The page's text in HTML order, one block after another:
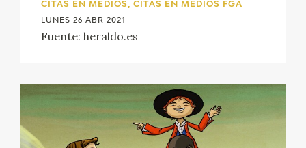
ACTIVIDADES
SALA DE PRENSA
BLOG CUADERNO ITALIANO
CITAS EN MEDIOS, CITAS EN MEDIOS FGA
LUNES 26 ABR 2021
Fuente: heraldo.es